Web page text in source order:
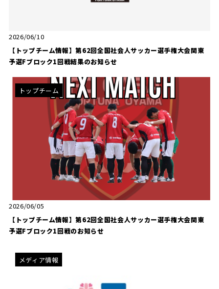
2026/06/10
【トップチーム情報】第62回全国社会人サッカー選手権大会関東
予選Fブロック1回戦結果のお知らせ
トップチーム
2026/06/05
【トップチーム情報】第62回全国社会人サッカー選手権大会関東
予選Fブロック1回戦のお知らせ
メディア情報